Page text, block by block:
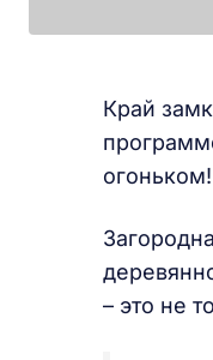
Край
огоньком!
– это не